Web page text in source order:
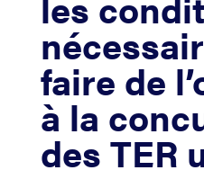
faire de
à la
des TER